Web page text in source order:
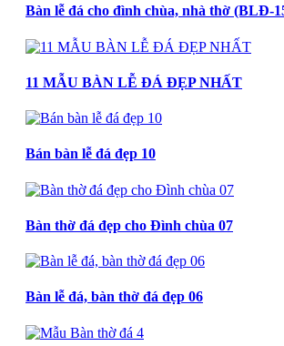
Bàn lễ đá cho đình chùa, nhà thờ (BLĐ-
11 MẪU BÀN LỄ ĐÁ ĐẸP NHẤT
Bán bàn lễ đá đẹp 10
Bàn thờ đá đẹp cho Đình chùa 07
Bàn lễ đá, bàn thờ đá đẹp 06